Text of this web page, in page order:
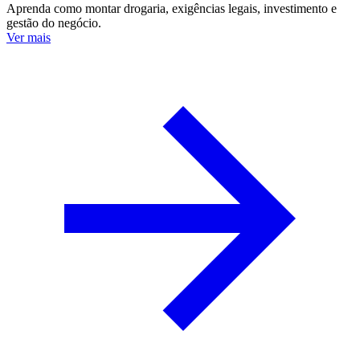
Aprenda como montar drogaria, exigências legais, investimento e
gestão do negócio.
Ver mais